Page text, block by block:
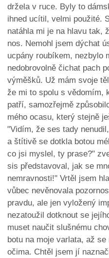
držela v ruce. Byly to
ihned ucítil, velmi použité.
natáhla mi je na hlavu tak,
nos. Nemohl jsem dýchat
ucpány roubíkem, nezbylo
nedobrovolně čichat pach
výměšků. Už mám svoje
že mi to spolu s vědomím,
patří, samozřejmě
mého ocasu, který stejně
"Vidím, že ses tady
a štítivě se dotkla botou
co jsi myslel, ty prase?"
sis představoval, jak se
nemravnosti!" Vrtěl jsem
vůbec nevěnovala
pravdu, ale jen vyložený
nezatoužil dotknout se
muset naučit slušnému
botu na moje varlata, až
očima. Chtěl jsem jí